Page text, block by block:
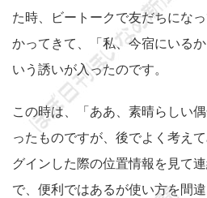
た時、ビートークで友だちにな
かってきて、「私、今宿にいる
いう誘いが入ったのです。
この時は、「ああ、素晴らしい
ったものですが、後でよく考え
グインした際の位置情報を見て
で、便利ではあるが使い方を間